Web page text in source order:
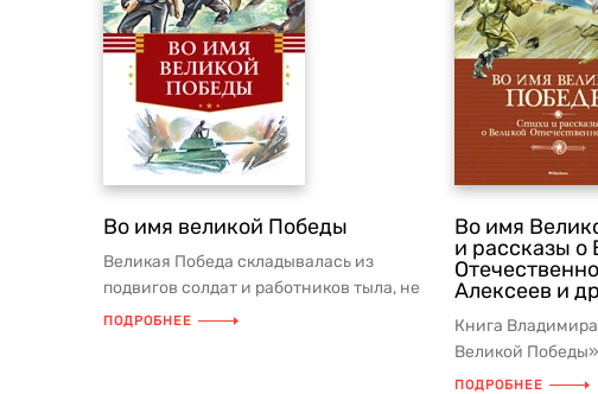
Во имя великой Победы
Великая Победа складывалась из
подвигов солдат и работников тыла, не
жалевших для страны своих сил. ...
ПОДРОБНЕЕ
Во имя
и рассказы о
Алексеев и
Книга
Великой
произведений,
ПОДРОБНЕЕ